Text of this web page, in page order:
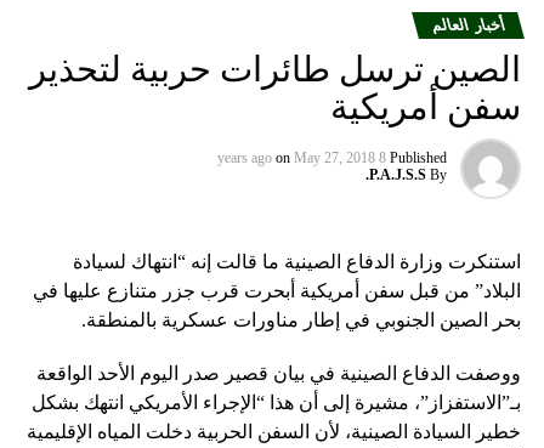
أخبار العالم
الصين ترسل طائرات حربية لتحذير
سفن أمريكية
Published
8 years ago
on May 27, 2018
By
P.A.J.S.S.
استنكرت وزارة الدفاع الصينية ما قالت إنه “انتهاك لسيادة
البلاد” من قبل سفن أمريكية أبحرت قرب جزر متنازع عليها في
بحر الصين الجنوبي في إطار مناورات عسكرية بالمنطقة.
ووصفت الدفاع الصينية في بيان قصير صدر اليوم الأحد الواقعة
بـ”الاستفزاز”، مشيرة إلى أن هذا “الإجراء الأمريكي انتهك بشكل
خطير السيادة الصينية، لأن السفن الحربية دخلت المياه الإقليمية